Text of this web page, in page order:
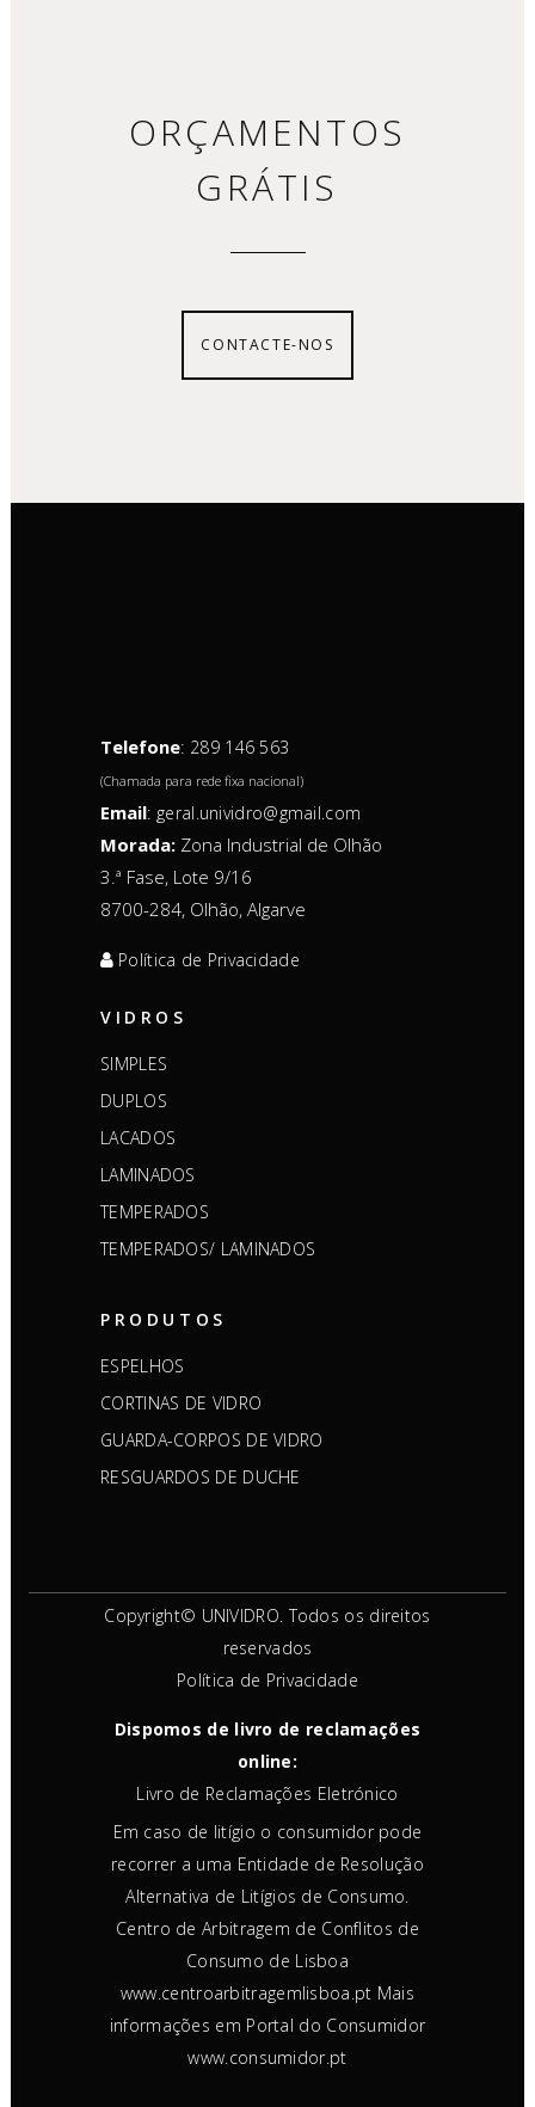
ORÇAMENTOS
GRÁTIS
CONTACTE-NOS
Telefone: 289 146 563
(Chamada para rede fixa nacional)
Email: geral.unividro@gmail.com
Morada: Zona Industrial de Olhão
3.ª Fase, Lote 9/16
8700-284, Olhão, Algarve
Política de Privacidade
VIDROS
SIMPLES
DUPLOS
LACADOS
LAMINADOS
TEMPERADOS
TEMPERADOS/ LAMINADOS
PRODUTOS
ESPELHOS
CORTINAS DE VIDRO
GUARDA-CORPOS DE VIDRO
RESGUARDOS DE DUCHE
Copyright© UNIVIDRO. Todos os direitos
reservados
Política de Privacidade
Dispomos de livro de reclamações
online:
Livro de Reclamações Eletrónico
Em caso de litígio o consumidor pode
recorrer a uma Entidade de Resolução
Alternativa de Litígios de Consumo.
Centro de Arbitragem de Conflitos de
Consumo de Lisboa
www.centroarbitragemlisboa.pt Mais
informações em Portal do Consumidor
www.consumidor.pt